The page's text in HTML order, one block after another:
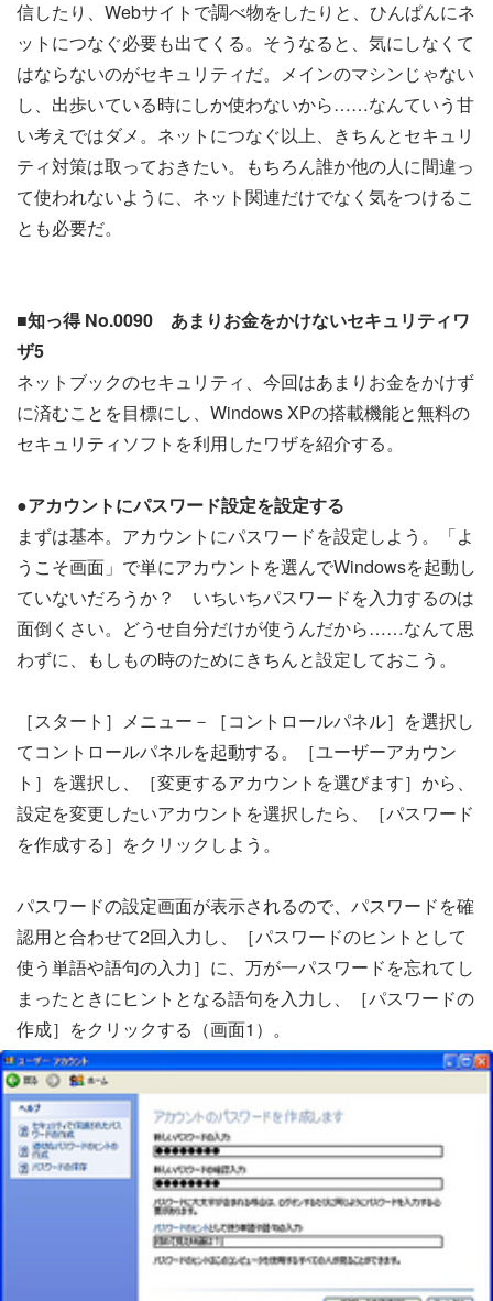
信したり、Webサイトで調べ物をしたりと、ひんぱんにネ
ットにつなぐ必要も出てくる。そうなると、気にしなくて
はならないのがセキュリティだ。メインのマシンじゃない
し、出歩いている時にしか使わないから……なんていう甘
い考えではダメ。ネットにつなぐ以上、きちんとセキュリ
ティ対策は取っておきたい。もちろん誰か他の人に間違っ
て使われないように、ネット関連だけでなく気をつけるこ
とも必要だ。
■知っ得 No.0090 あまりお金をかけないセキュリティワ
ザ5
ネットブックのセキュリティ、今回はあまりお金をかけず
に済むことを目標にし、Windows XPの搭載機能と無料の
セキュリティソフトを利用したワザを紹介する。
●アカウントにパスワード設定を設定する
まずは基本。アカウントにパスワードを設定しよう。「よ
うこそ画面」で単にアカウントを選んでWindowsを起動し
ていないだろうか？ いちいちパスワードを入力するのは
面倒くさい。どうせ自分だけが使うんだから……なんて思
わずに、もしもの時のためにきちんと設定しておこう。
［スタート］メニュー－［コントロールパネル］を選択し
てコントロールパネルを起動する。［ユーザーアカウン
ト］を選択し、［変更するアカウントを選びます］から、
設定を変更したいアカウントを選択したら、［パスワード
を作成する］をクリックしよう。
パスワードの設定画面が表示されるので、パスワードを確
認用と合わせて2回入力し、［パスワードのヒントとして
使う単語や語句の入力］に、万が一パスワードを忘れてし
まったときにヒントとなる語句を入力し、［パスワードの
作成］をクリックする（画面1）。